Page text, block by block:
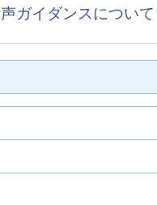
ガイダンスについて